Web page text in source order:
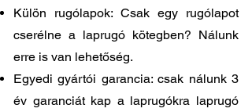
Külön rugólapok: Csak egy rugólapot
cserélne a laprugó kötegben? Nálunk
erre is van lehetőség.
Egyedi gyártói garancia: csak nálunk 3
év garanciát kap a laprugókra laprugó